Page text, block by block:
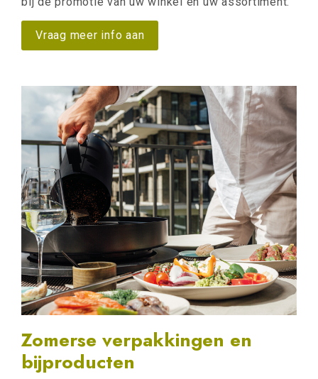
Vraag meer info aan
Zomerse verpakkingen en
bijproducten